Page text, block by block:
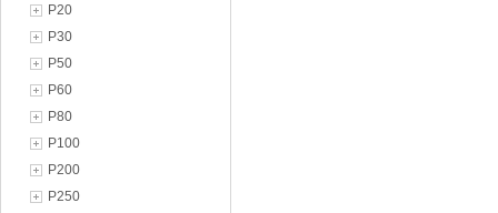
P20
P30
P50
P60
P80
P100
P200
P250